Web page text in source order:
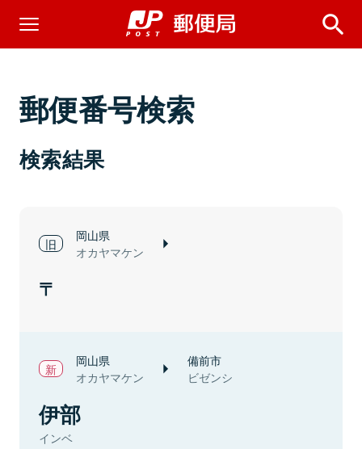
郵便番号検索
検索結果
岡山県
オカヤマケン
岡山県
オカヤマケン
備前市
ビゼンシ
伊部
インベ